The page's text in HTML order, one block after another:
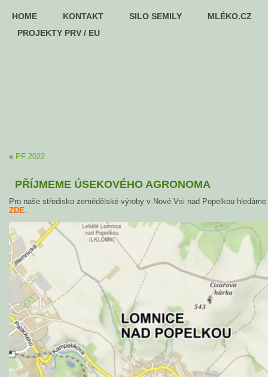
HOME KONTAKT SILO SEMILY
MLÉKO.CZ
PROJEKTY PRV / EU
« PF 2022
PŘÍJMEME ÚSEKOVÉHO AGRONOMA
Pro naše středisko zemědělské výroby v Nové Vsi nad Popelkou
ZDE.